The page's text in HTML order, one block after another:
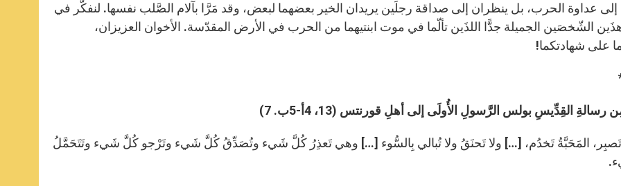
إلى عداوة الحرب، بل ينظران إلى صداقة رجلَين يريدان الخير بعضهما لبعض، وقد مَرَّا بآلام الصَّلب نفسها. لنفكّر في
الشّخصَين الجميلة جدًّا اللذَين تألّما في موت ابنتيهما من الحرب في الأرض المقدّسة. الأخوان العزيزان،
على شهادتكما!
رسالةِ القِدِّيسِ بولس الرَّسولِ الأُولَى إلى أهلِ قورنتس (13، 4أ-5ب. 7)
تَصبِر، المَحَبَّةُ تَخدُم، […] ولا تَحنَقُ ولا تُبالي بِالسُّوء […] وهي تَعذِرُ كُلَّ شَيء وتُصَدِّقُ كُلَّ شَيء وتَرْجو كُلَّ شَيء وتَتَحَمَّلُ